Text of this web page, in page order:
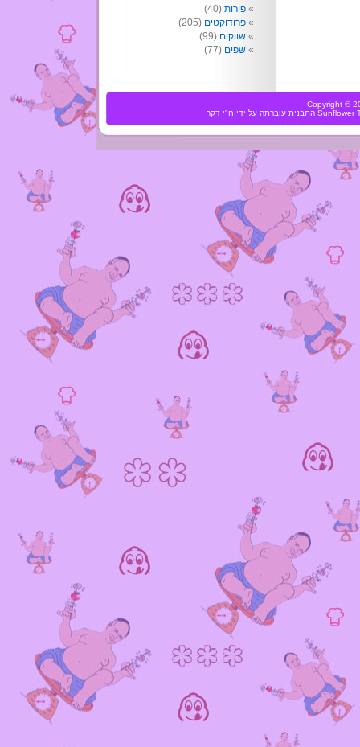
פירות (40)
פרודוקטים (205)
שווקים (99)
שפים (77)
Copyright ©
Sunflower התבנית עוברתה על ידי ח"י דקר